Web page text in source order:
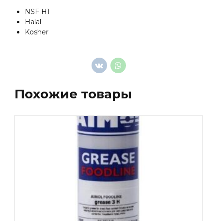
NSF H1
Halal
Kosher
Похожие товары